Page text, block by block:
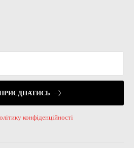
конфіденційності